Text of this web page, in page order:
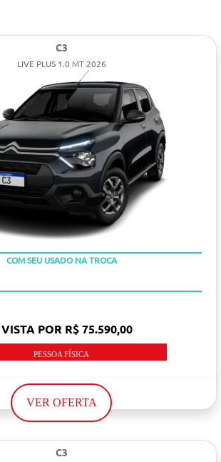
C3
LIVE PLUS 1.0 MT 2026
COM SEU USADO NA TROCA
POR R$ 75.590,00
PESSOA FÍSICA
VER OFERTA
C3